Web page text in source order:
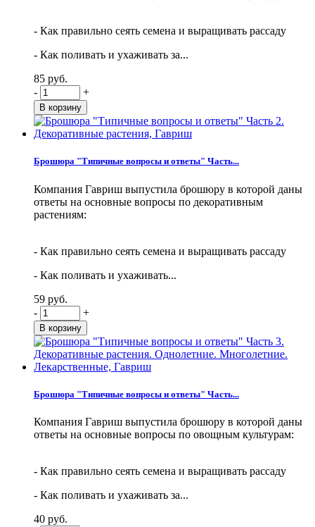
- Как правильно сеять семена и выращивать рассаду
- Как поливать и ухаживать за...
85 руб.
-
+
Брошюра "Типичные вопросы и ответы" Часть...
Компания Гавриш выпустила брошюру в которой даны
ответы на основные вопросы по декоративным
растениям:
- Как правильно сеять семена и выращивать рассаду
- Как поливать и ухаживать...
59 руб.
-
+
Брошюра "Типичные вопросы и ответы" Часть...
Компания Гавриш выпустила брошюру в которой даны
ответы на основные вопросы по овощным культурам:
- Как правильно сеять семена и выращивать рассаду
- Как поливать и ухаживать за...
40 руб.